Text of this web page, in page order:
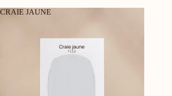
CRAIE JAUNE